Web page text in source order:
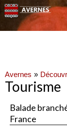
Avernes
Tourisme
Balade
France